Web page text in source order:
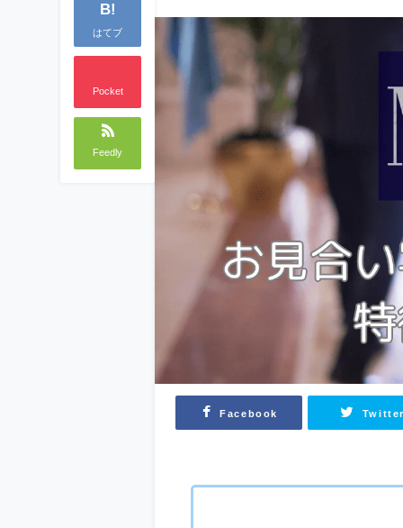
B!
はてブ
Pocket
Feedly
Facebook